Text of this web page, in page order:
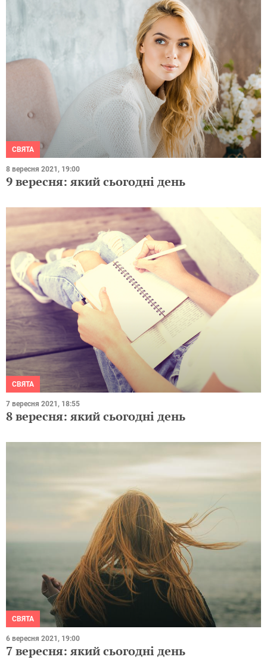
СВЯТА
8 вересня 2021, 19:00
9 вересня: який сьогодні день
СВЯТА
7 вересня 2021, 18:55
8 вересня: який сьогодні день
СВЯТА
6 вересня 2021, 19:00
7 вересня: який сьогодні день